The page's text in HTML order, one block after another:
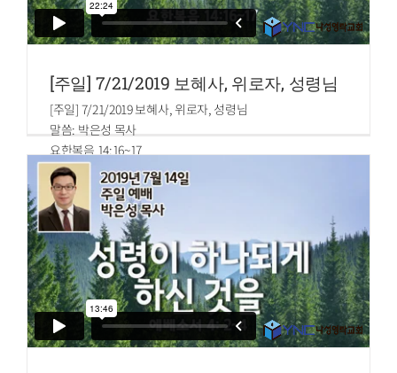
본이 되었느니라
[주일] 7/21/2019 보혜사, 위로자, 성령님
[주일] 7/21/2019 보혜사, 위로자, 성령님
말씀: 박은성 목사
요한복음 14:16~17
16.내가 아버지께 구하겠으니 그가 또 다른 보혜사를 너희에
게 주사 영원토록 너희와 함께 있게 하리니
17.그는 진리의 영이라 세상은 능히 그를 받지 못하나니 이는
그를 보지도 못하고 알지도 못함이라 그러나 너희는 그를 아
나니 그는 너희와 함께 거하심이요 또 너희 속에 계시겠음이
라